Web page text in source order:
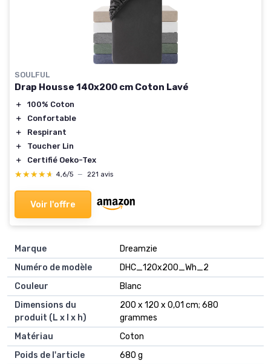
SOULFUL
Drap Housse 140x200 cm Coton Lavé
＋
100% Coton
＋
Confortable
＋
Respirant
＋
Toucher Lin
＋
Certifié Oeko-Tex
★★★★★
★★★★★ 4,6/5 — 221 avis
Voir l'offre
Marque
‎Dreamzie
Numéro de modèle
‎DHC_120x200_Wh_2
Couleur
‎Blanc
Dimensions du
produit (L x l x h)
‎200 x 120 x 0,01 cm; 680
grammes
Matériau
‎Coton
Poids de l'article
‎680 g